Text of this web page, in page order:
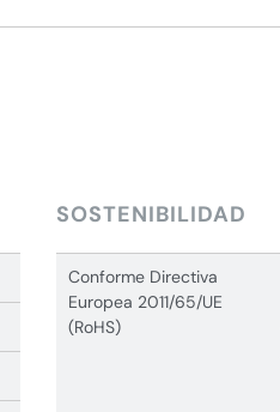
SOSTENIBILIDAD
Conforme Directiva
Europea 2011/65/UE
(RoHS)